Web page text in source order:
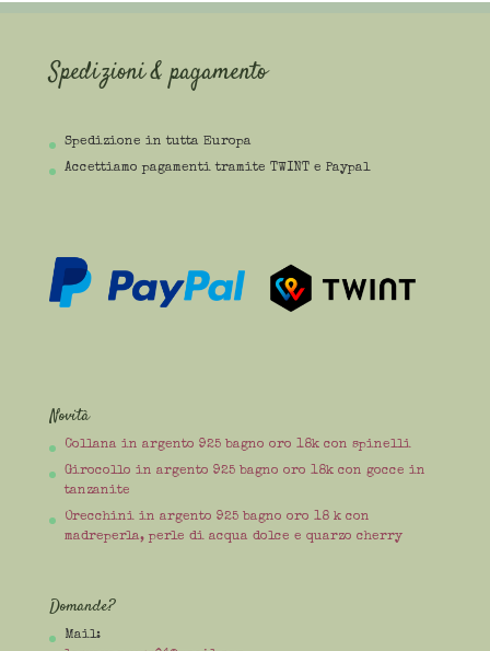
Spedizioni & pagamento
Spedizione in tutta Europa
Accettiamo pagamenti tramite TWINT e Paypal
Novità
Collana in argento 925 bagno oro 18k con spinelli
Girocollo in argento 925 bagno oro 18k con gocce in
tanzanite
Orecchini in argento 925 bagno oro 18 k con
madreperla, perle di acqua dolce e quarzo cherry
Domande?
Mail: